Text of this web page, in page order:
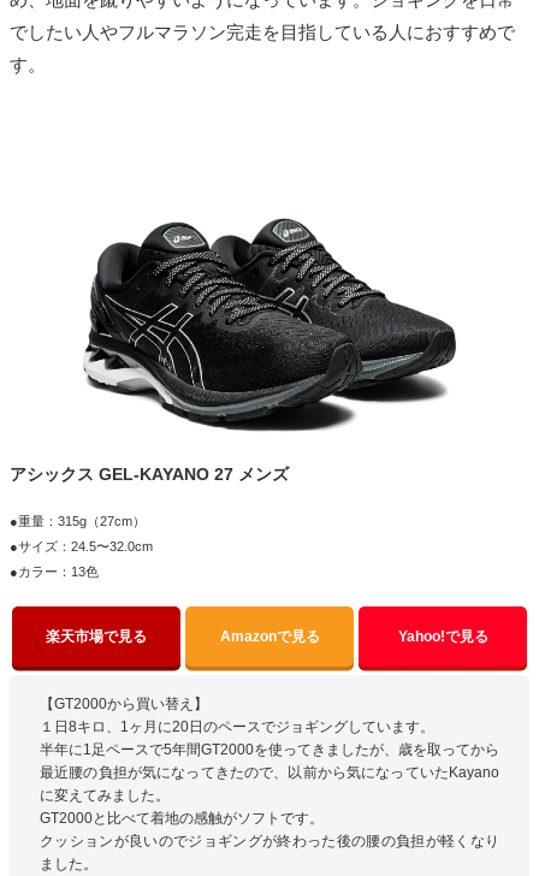
でしたい人やフルマラソン完走を目指している人におすすめで
す。
アシックス GEL-KAYANO 27 メンズ
●重量：315g（27cm）
●サイズ：24.5〜32.0cm
●カラー：13色
楽天市場で見る Amazonで見る Yahoo!で見る
【GT2000から買い替え】
１日8キロ、1ヶ月に20日のペースでジョギングしています。
半年に1足ペースで5年間GT2000を使ってきましたが、歳を取ってから
最近腰の負担が気になってきたので、以前から気になっていたKayano
に変えてみました。
GT2000と比べて着地の感触がソフトです。
クッションが良いのでジョギングが終わった後の腰の負担が軽くなり
ました。